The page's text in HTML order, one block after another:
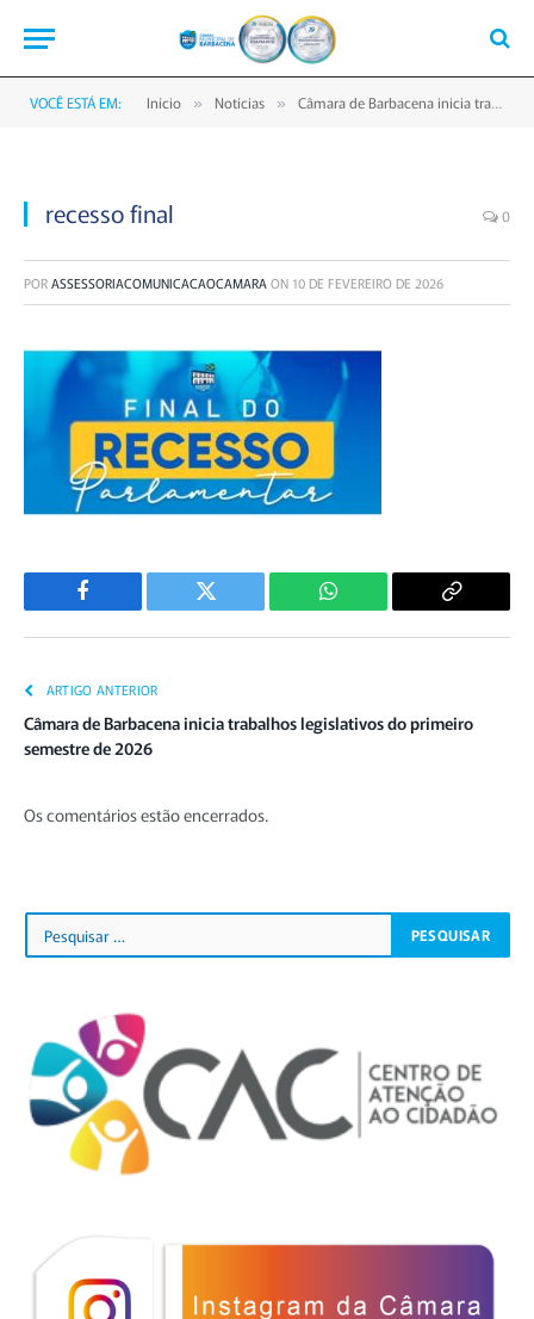
VOCÊ ESTÁ EM: Início » Notícias » Câmara de Barbacena inicia trabalhos legislativos do primeiro semestre de 2026
recesso final 0
PORASSESSORIACOMUNICACAOCAMARAON 10 DE FEVEREIRO DE 2026
Facebook Twitter WhatsApp
Copiar
ARTIGO ANTERIOR
Câmara de Barbacena inicia trabalhos legislativos do primeiro
semestre de 2026
Os comentários estão encerrados.